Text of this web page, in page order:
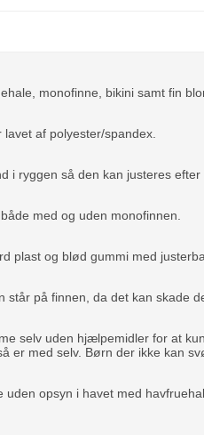
monofinne, bikini samt fin
af polyester/spandex.
i ryggen så den kan justeres efter
med og uden monofinnen.
plast og blød gummi med
står på finnen, da det kan skade
selv uden hjælpemidler for at
er med selv. Børn der ikke kan
uden opsyn i havet med